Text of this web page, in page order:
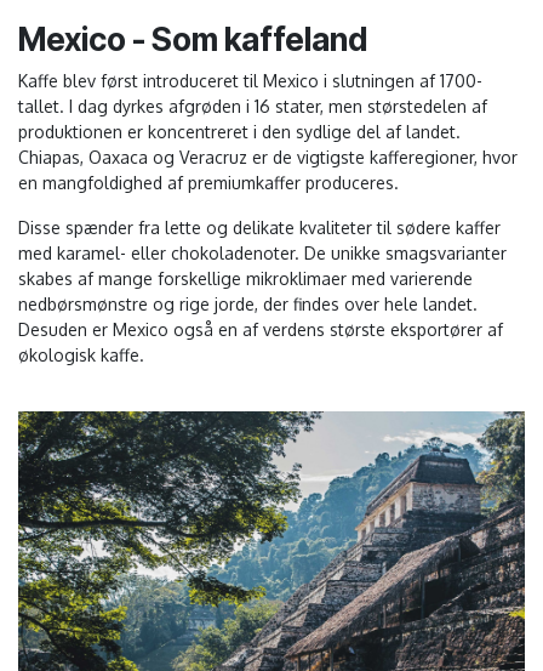
Mexico - Som kaffeland
Kaffe blev først introduceret til Mexico i slutningen af 1700-
tallet. I dag dyrkes afgrøden i 16 stater, men størstedelen af
produktionen er koncentreret i den sydlige del af landet.
Chiapas, Oaxaca og Veracruz er de vigtigste kafferegioner, hvor
en mangfoldighed af premiumkaffer produceres.
Disse spænder fra lette og delikate kvaliteter til sødere kaffer
med karamel- eller chokoladenoter. De unikke smagsvarianter
skabes af mange forskellige mikroklimaer med varierende
nedbørsmønstre og rige jorde, der findes over hele landet.
Desuden er Mexico også en af verdens største eksportører af
økologisk kaffe.